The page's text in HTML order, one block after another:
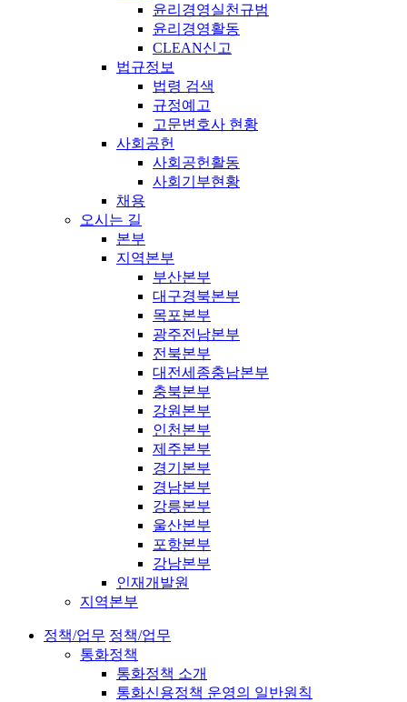
윤리경영실천규범
윤리경영활동
CLEAN신고
법규정보
법령 검색
규정예고
고문변호사 현황
사회공헌
사회공헌활동
사회기부현황
채용
오시는 길
본부
지역본부
부산본부
대구경북본부
목포본부
광주전남본부
전북본부
대전세종충남본부
충북본부
강원본부
인천본부
제주본부
경기본부
경남본부
강릉본부
울산본부
포항본부
강남본부
인재개발원
지역본부
정책/업무 정책/업무
통화정책
통화정책 소개
통화신용정책 운영의 일반원칙